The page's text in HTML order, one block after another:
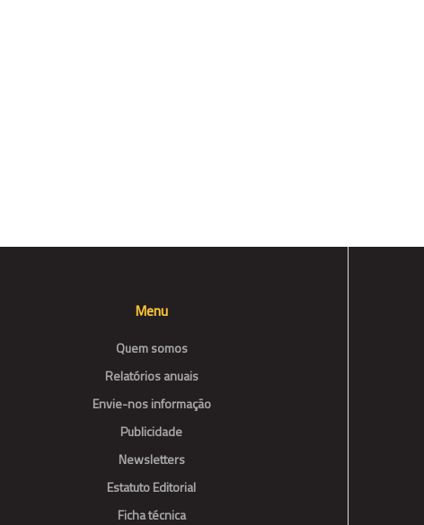
Menu
Quem somos
Relatórios anuais
Envie-nos informação
Publicidade
Newsletters
Estatuto Editorial
Ficha técnica